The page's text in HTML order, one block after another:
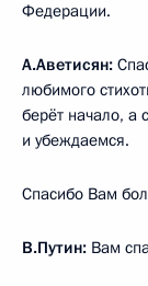
Федерации.
А.Аветисян:
любимого
берёт начало, а
и убеждаемся.
Спасибо Вам
В.Путин: Вам